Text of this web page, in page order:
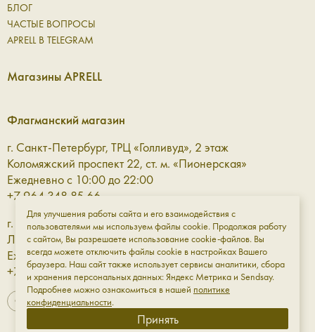
БЛОГ
ЧАСТЫЕ ВОПРОСЫ
APRELL В TELEGRAM
Магазины APRELL
Флагманский магазин
г. Санкт-Петербург, ТРЦ «Голливуд», 2 этаж
Коломяжский проспект 22, ст. м. «Пионерская»
Ежедневно с 10:00 до 22:00
+7 964 348 85 66
г. Санкт-Петербург, ТРЦ «Галерея» 3 этаж
Лиговский проспект, 30а, ст. м. «Площадь Восстания»
Ежедневно с 10:00 до 23:00
+7 961 811-18-98
Для улучшения работы сайта и его взаимодействия с
пользователями мы используем файлы cookie. Продолжая работу
с сайтом, Вы разрешаете использование cookie-файлов. Вы
всегда можете отключить файлы cookie в настройках Вашего
браузера. Наш сайт также использует сервисы аналитики, сбора
и хранения персональных данных: Яндекс Метрика и Sendsay.
Подробнее можно ознакомиться в нашей политике
конфиденциальности.
Принять